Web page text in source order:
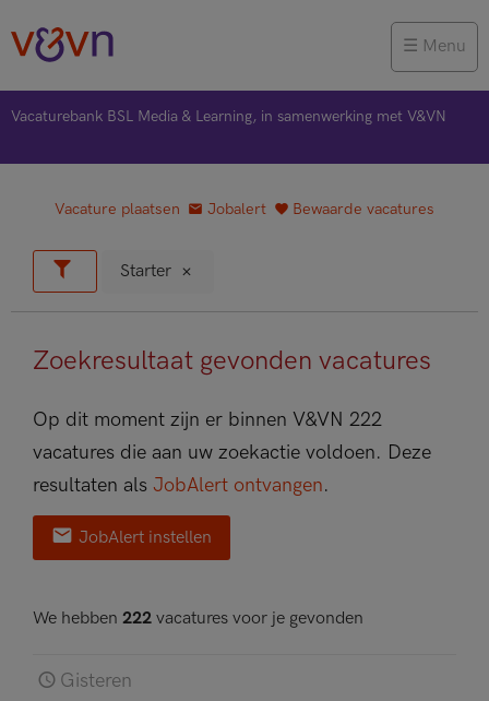
Menu
Vacaturebank BSL Media & Learning, in samenwerking met V&VN
Vacature plaatsen Jobalert Bewaarde vacatures
Starter
Zoekresultaat gevonden vacatures
Op dit moment zijn er binnen V&VN 222
vacatures die aan uw zoekactie voldoen. Deze
resultaten als JobAlert ontvangen.
JobAlert instellen
We hebben 222 vacatures voor je gevonden
Gisteren